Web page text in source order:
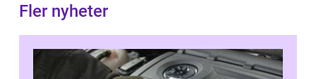
Fler nyheter